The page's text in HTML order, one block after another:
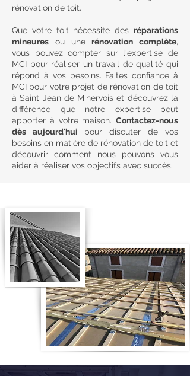
rénovation de toit.
Que votre toit nécessite des réparations
mineures ou unerénovation complète,
vous pouvez compter sur l'expertise de
MCI pour réaliser un travail de qualité qui
répond à vos besoins. Faites confiance à
MCI pour votre projet de rénovation de toit
à Saint Jean de Minervois et découvrez la
différence que notre expertise peut
apporter à votre maison. Contactez-nous
dès aujourd'hui pour discuter de vos
besoins en matière de rénovation de toit et
découvrir comment nous pouvons vous
aider à réaliser vos objectifs avec succès.